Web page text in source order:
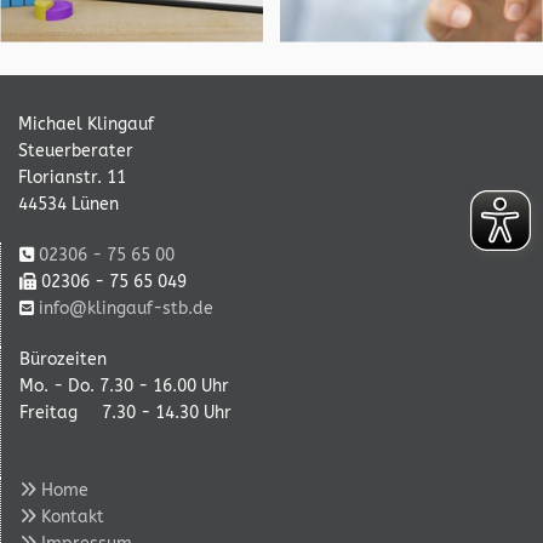
Michael Klingauf
Steuerberater
Florianstr. 11
44534 Lünen
 02306 - 75 65 00
 02306 - 75 65 049
 info@klingauf-stb.de
Bürozeiten
Mo. - Do. 7.30 - 16.00 Uhr
Freitag 7.30 - 14.30 Uhr
 Home
 Kontakt